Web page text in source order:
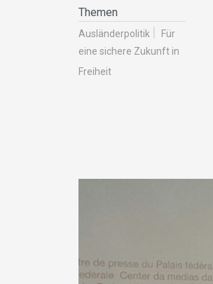
Themen
Ausländer­politik
Für
eine sichere Zukunft in
Freiheit